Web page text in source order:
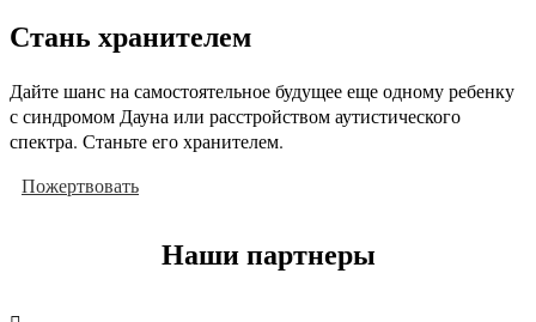
Стань хранителем
Дайте шанс на самостоятельное будущее еще одному ребенку
с синдромом Дауна или расстройством аутистического
спектра. Станьте его хранителем.
Пожертвовать
Наши партнеры